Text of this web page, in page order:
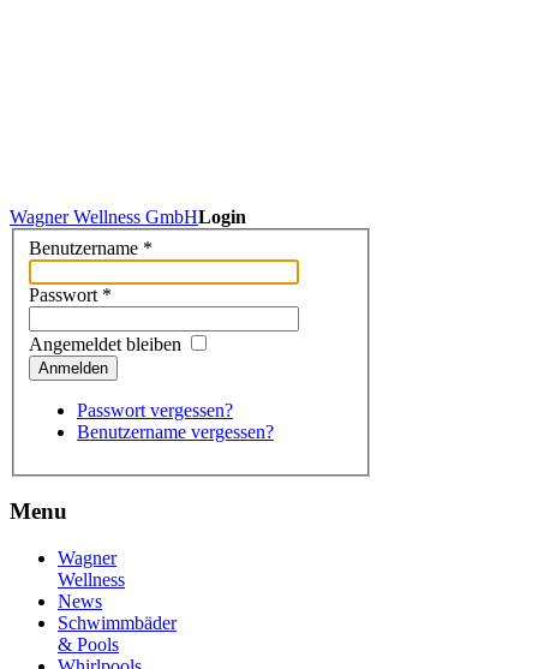
Wagner Wellness GmbHLogin
Benutzername *
Passwort *
Angemeldet bleiben
Anmelden
Passwort vergessen?
Benutzername vergessen?
Menu
Wagner
Wellness
News
Schwimmbäder
& Pools